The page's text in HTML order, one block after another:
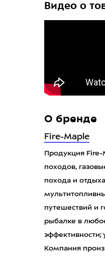
Видео о
О бренде
Fire-Maple
Продукция Fire-
походов,
похода и
путешествий и
рыбалке в
эффективности;
Компания